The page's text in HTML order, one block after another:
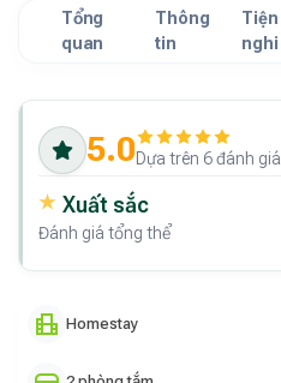
Tổng
quan
Thông
tin
Tiện
nghi
5.0Dựa trên 6 đánh giá
Xuất sắc
Đánh giá tổng thể
Homestay